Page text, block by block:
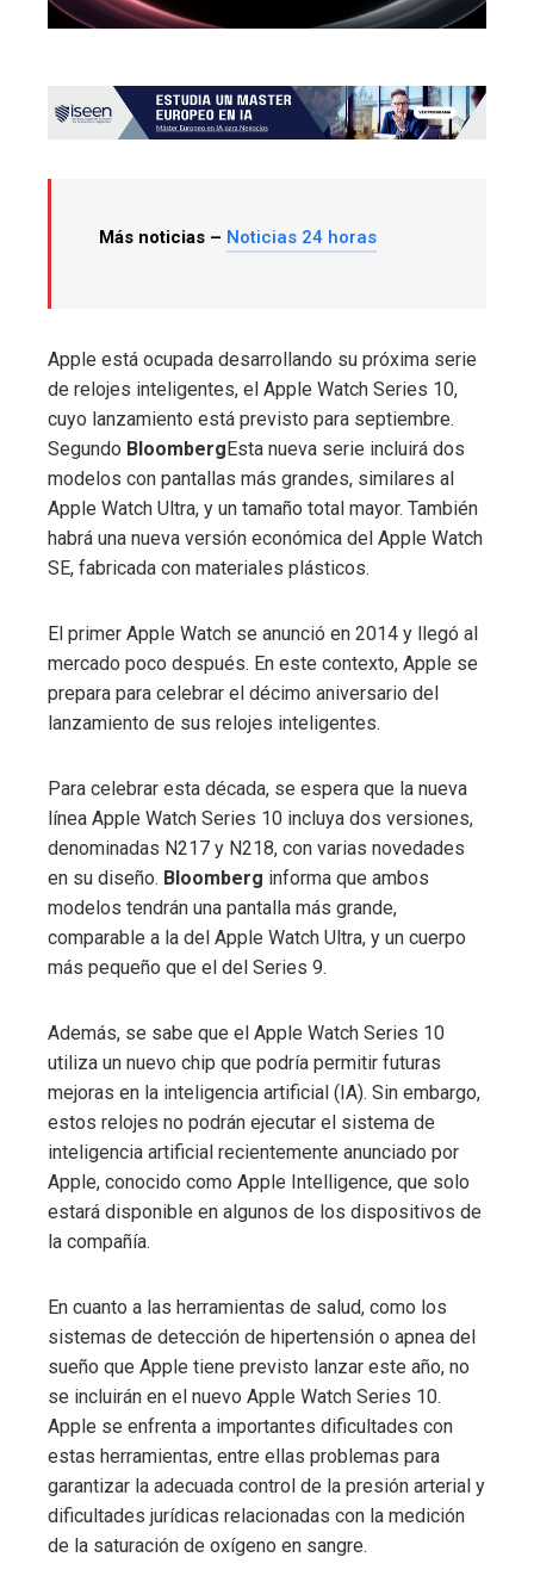
Más noticias – Noticias 24 horas
Apple está ocupada desarrollando su próxima serie
de relojes inteligentes, el Apple Watch Series 10,
cuyo lanzamiento está previsto para septiembre.
Segundo Bloomberg Esta nueva serie incluirá dos
modelos con pantallas más grandes, similares al
Apple Watch Ultra, y un tamaño total mayor. También
habrá una nueva versión económica del Apple Watch
SE, fabricada con materiales plásticos.
El primer Apple Watch se anunció en 2014 y llegó al
mercado poco después. En este contexto, Apple se
prepara para celebrar el décimo aniversario del
lanzamiento de sus relojes inteligentes.
Para celebrar esta década, se espera que la nueva
línea Apple Watch Series 10 incluya dos versiones,
denominadas N217 y N218, con varias novedades
en su diseño. Bloomberg informa que ambos
modelos tendrán una pantalla más grande,
comparable a la del Apple Watch Ultra, y un cuerpo
más pequeño que el del Series 9.
Además, se sabe que el Apple Watch Series 10
utiliza un nuevo chip que podría permitir futuras
mejoras en la inteligencia artificial (IA). Sin embargo,
estos relojes no podrán ejecutar el sistema de
inteligencia artificial recientemente anunciado por
Apple, conocido como Apple Intelligence, que solo
estará disponible en algunos de los dispositivos de
la compañía.
En cuanto a las herramientas de salud, como los
sistemas de detección de hipertensión o apnea del
sueño que Apple tiene previsto lanzar este año, no
se incluirán en el nuevo Apple Watch Series 10.
Apple se enfrenta a importantes dificultades con
estas herramientas, entre ellas problemas para
garantizar la adecuada control de la presión arterial y
dificultades jurídicas relacionadas con la medición
de la saturación de oxígeno en sangre.